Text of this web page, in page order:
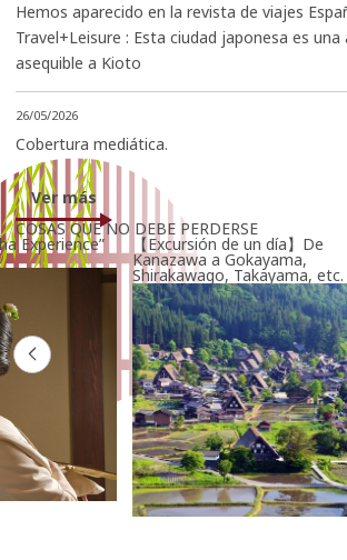
Hemos aparecido en la revista de viajes
Travel+Leisure : Esta ciudad japonesa es
asequible a Kioto
Cobertura mediática.
26/05/2026
Ver más
COSAS QUE NO DEBE PERDERSE
Experience” 【Excursión de un día】De
Kanazawa a Gokayama,
Shirakawago, Takayama, etc.